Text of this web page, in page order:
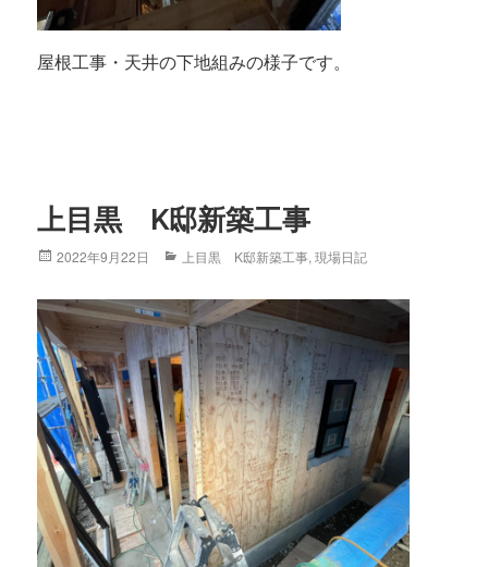
屋根工事・天井の下地組みの様子です。
上目黒 K邸新築工事
Posted
2022年9月22日 Categories
上目黒 K邸新築工事,現場日記